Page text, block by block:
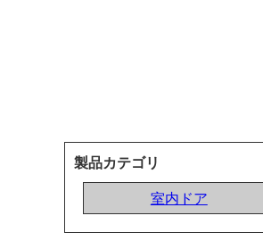
製品カテゴリ
室内ドア